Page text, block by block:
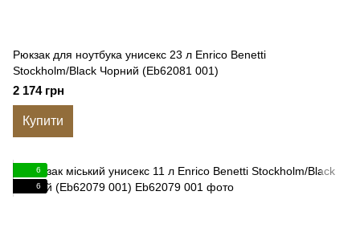
Рюкзак для ноутбука унисекс 23 л Enrico Benetti
Stockholm/Black Чорний (Eb62081 001)
2 174 грн
Купити
6
6